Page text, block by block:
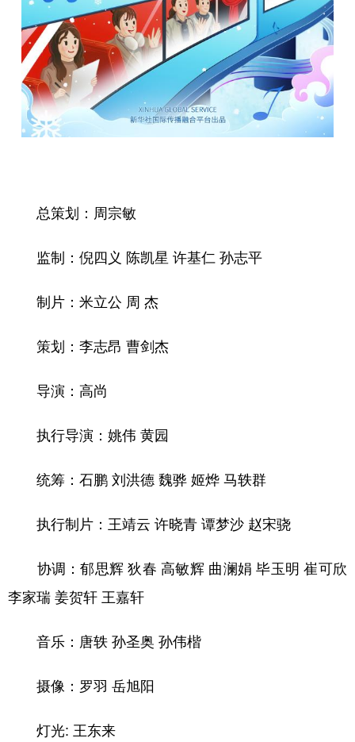
Deutsch Português
总策划：周宗敏
监制：倪四义 陈凯星 许基仁 孙志平
制片：米立公 周 杰
策划：李志昂 曹剑杰
导演：高尚
执行导演：姚伟 黄园
统筹：石鹏 刘洪德 魏骅 姬烨 马轶群
执行制片：王靖云 许晓青 谭梦沙 赵宋骁
协调：郁思辉 狄春 高敏辉 曲澜娟 毕玉明 崔可欣
李家瑞 姜贺轩 王嘉轩
音乐：唐轶 孙圣奥 孙伟楷
摄像：罗羽 岳旭阳
灯光: 王东来